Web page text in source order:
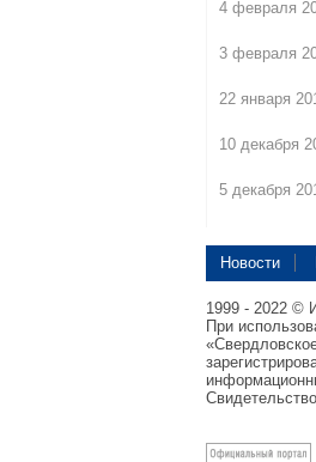
4 февраля
3 февраля
22 января
10 декабря
5 декабря
Новости
1999 - 2022 ©
При